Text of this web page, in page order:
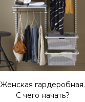
Женская гардеробная.
С чего начать?